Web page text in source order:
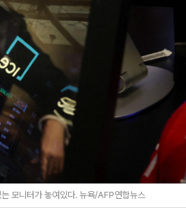
모니터가 놓여있다. 뉴욕/AFP연합뉴스